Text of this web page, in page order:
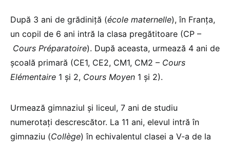
După 3 ani de grădiniță (école maternelle), în Franța,
un copil de 6 ani intră la clasa pregătitoare (CP –
Cours Préparatoire). După aceasta, urmează 4 ani de
școală primară (CE1, CE2, CM1, CM2 – Cours
Elémentaire 1 și 2, Cours Moyen 1 și 2).
Urmează gimnaziul și liceul, 7 ani de studiu
numerotați descrescător. La 11 ani, elevul intră în
gimnaziu (Collège) în echivalentul clasei a V-a de la